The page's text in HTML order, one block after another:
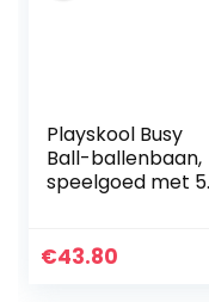
Playskool Busy
Ball-ballenbaan,
speelgoed met 5
(exclusief bij
€43.80